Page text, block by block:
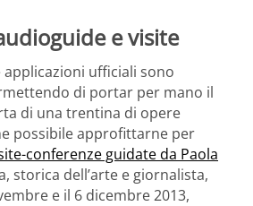
e visite
applicazioni ufficiali sono
di portar per mano il
di una trentina di opere
possibile approfittarne per
conferenze guidate da Paola
storica dell’arte e giornalista,
e il 6 dicembre 2013,